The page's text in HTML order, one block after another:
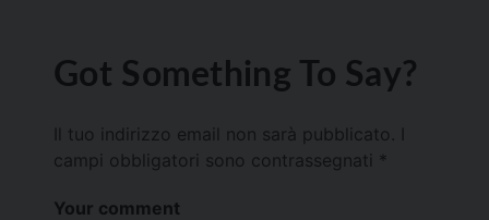
Got Something To Say?
Il tuo indirizzo email non sarà pubblicato.
campi obbligatori sono contrassegnati *
Your comment